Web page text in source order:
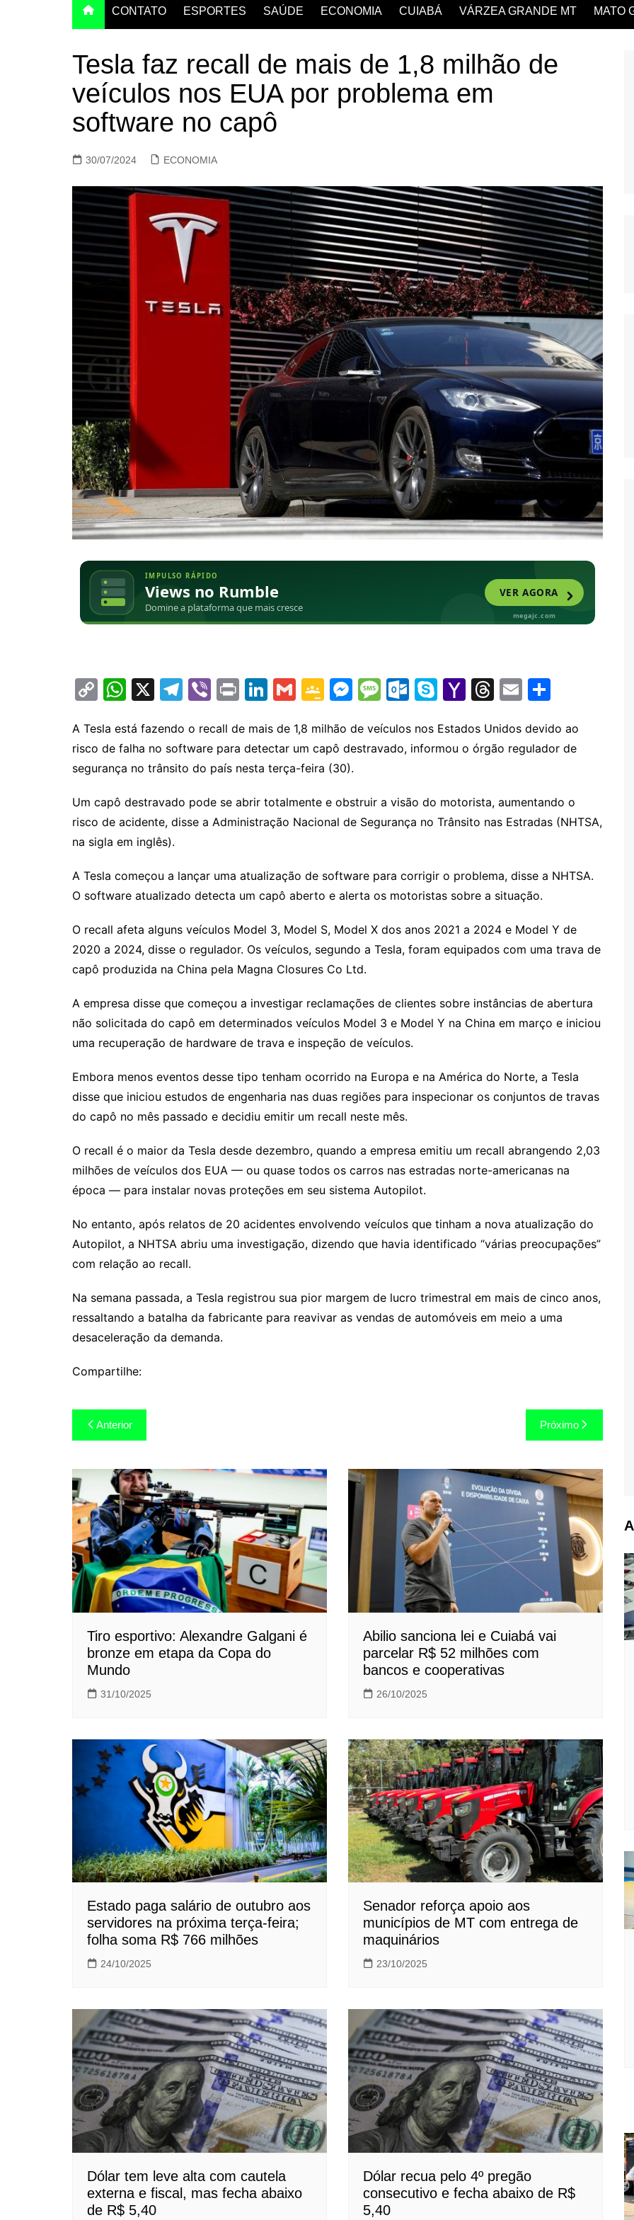
CONTATO ESPORTES SAÚDE ECONOMIA CUIABÁ VÁRZEA GRANDE MT MATO
Tesla faz recall de mais de 1,8 milhão de
veículos nos EUA por problema em
software no capô
30/07/2024 ECONOMIA
C
p
y
Li
n
k
W
at
s
A
p
p
X
T
e
gr
a
m
Vi
er
Pr
t
Li
k
e
dI
n
G
ai
l
G
o
gl
e
Cl
a
sr
o
m
M
s
s
e
n
g
M
s
s
g
e
O
lo
o
c
o
S
y
p
Y
h
o
M
ai
T
e
a
s
E
ai
l
ar
e
A Tesla está fazendo o recall de mais de 1,8 milhão de veículos nos Estados Unidos devido ao
risco de falha no software para detectar um capô destravado, informou o órgão regulador de
segurança no trânsito do país nesta terça-feira (30).
Um capô destravado pode se abrir totalmente e obstruir a visão do motorista, aumentando o
risco de acidente, disse a Administração Nacional de Segurança no Trânsito nas Estradas (NHTSA,
na sigla em inglês).
A Tesla começou a lançar uma atualização de software para corrigir o problema, disse a NHTSA.
O software atualizado detecta um capô aberto e alerta os motoristas sobre a situação.
O recall afeta alguns veículos Model 3, Model S, Model X dos anos 2021 a 2024 e Model Y de
2020 a 2024, disse o regulador. Os veículos, segundo a Tesla, foram equipados com uma trava de
capô produzida na China pela Magna Closures Co Ltd.
A empresa disse que começou a investigar reclamações de clientes sobre instâncias de abertura
não solicitada do capô em determinados veículos Model 3 e Model Y na China em março e iniciou
uma recuperação de hardware de trava e inspeção de veículos.
Embora menos eventos desse tipo tenham ocorrido na Europa e na América do Norte, a Tesla
disse que iniciou estudos de engenharia nas duas regiões para inspecionar os conjuntos de travas
do capô no mês passado e decidiu emitir um recall neste mês.
O recall é o maior da Tesla desde dezembro, quando a empresa emitiu um recall abrangendo 2,03
milhões de veículos dos EUA — ou quase todos os carros nas estradas norte-americanas na
época — para instalar novas proteções em seu sistema Autopilot.
No entanto, após relatos de 20 acidentes envolvendo veículos que tinham a nova atualização do
Autopilot, a NHTSA abriu uma investigação, dizendo que havia identificado “várias preocupações”
com relação ao recall.
Na semana passada, a Tesla registrou sua pior margem de lucro trimestral em mais de cinco anos,
ressaltando a batalha da fabricante para reavivar as vendas de automóveis em meio a uma
desaceleração da demanda.
Compartilhe:
Navegação
de
Post
Anterior Próximo
Tiro esportivo: Alexandre Galgani é
bronze em etapa da Copa do
Mundo
31/10/2025
Abilio sanciona lei e Cuiabá vai
parcelar R$ 52 milhões com
bancos e cooperativas
26/10/2025
Estado paga salário de outubro aos
servidores na próxima terça-feira;
folha soma R$ 766 milhões
24/10/2025
Senador reforça apoio aos
municípios de MT com entrega de
maquinários
23/10/2025
Dólar tem leve alta com cautela
externa e fiscal, mas fecha abaixo
de R$ 5,40
Dólar recua pelo 4º pregão
consecutivo e fecha abaixo de R$
5,40